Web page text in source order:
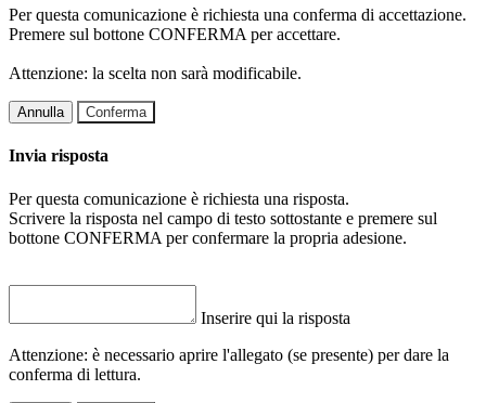
Per questa comunicazione è richiesta una conferma di accettazione.
Premere sul bottone CONFERMA per accettare.
Attenzione: la scelta non sarà modificabile.
Annulla Conferma
Invia risposta
Per questa comunicazione è richiesta una risposta.
Scrivere la risposta nel campo di testo sottostante e premere sul
bottone CONFERMA per confermare la propria adesione.
Inserire qui la risposta
Attenzione: è necessario aprire l'allegato (se presente) per dare la
conferma di lettura.